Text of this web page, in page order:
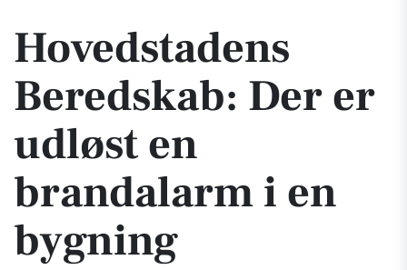
Hovedstadens
Beredskab: Der er
udløst en
brandalarm i en
bygning